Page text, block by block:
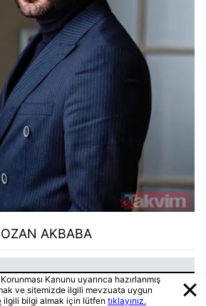
OZAN AKBABA
Kanunu uyarınca hazırlanmış
ve sitemizde ilgili mevzuata uygun
ilgili bilgi almak için lütfen tıklayınız.